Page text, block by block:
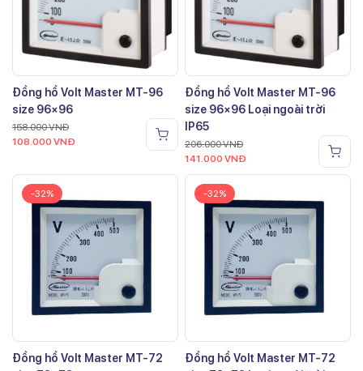
Đồng hồ Volt Master MT-96
size 96×96
158.000VNĐ
108.000 VNĐ
Đồng hồ Volt Master MT-96
size 96×96 Loại ngoài trời
IP65
206.000VNĐ
141.000 VNĐ
-32%
Đồng hồ Volt Master MT-72
-32%
Đồng hồ Volt Master MT-72